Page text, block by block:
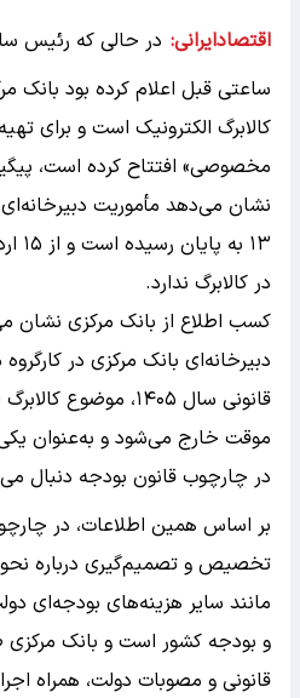
اقتصادایرانی: در حالی که رئیس
ساعتی قبل اعلام کرده بود بانک
کالابرگ الکترونیک است و برای
مخصوصی» افتتاح کرده است،
نشان می‌دهد مأموریت دبیرخانه‌ای
۱۳
در کالابرگ ندارد.
کسب اطلاع از بانک مرکزی نشان
قانونی سال ۱۴۰۵،
موقت خارج می‌شود و به‌عنوان
در چارچوب قانون بودجه دنبال
بر اساس همین اطلاعات، در
تخصیص و تصمیم‌گیری درباره نحوه
مانند سایر هزینه‌های بودجه‌ای
و بودجه کشور است و بانک مرکزی
قانونی و مصوبات دولت، همراه